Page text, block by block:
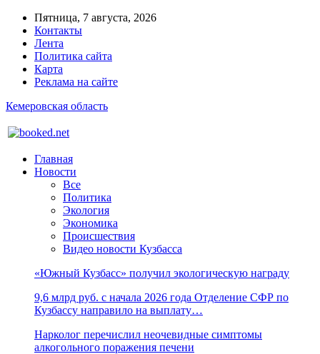
Пятница, 7 августа, 2026
Контакты
Лента
Политика сайта
Карта
Реклама на сайте
Кемеровская область
Главная
Новости
Все
Политика
Экология
Экономика
Происшествия
Видео новости Кузбасса
«Южный Кузбасс» получил экологическую награду
9,6 млрд руб. с начала 2026 года Отделение СФР по
Кузбассу направило на выплату…
Нарколог перечислил неочевидные симптомы
алкогольного поражения печени